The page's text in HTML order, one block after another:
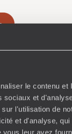
le contenu et
sociaux et
l'utilisation de
et d'analyse,
leur avez